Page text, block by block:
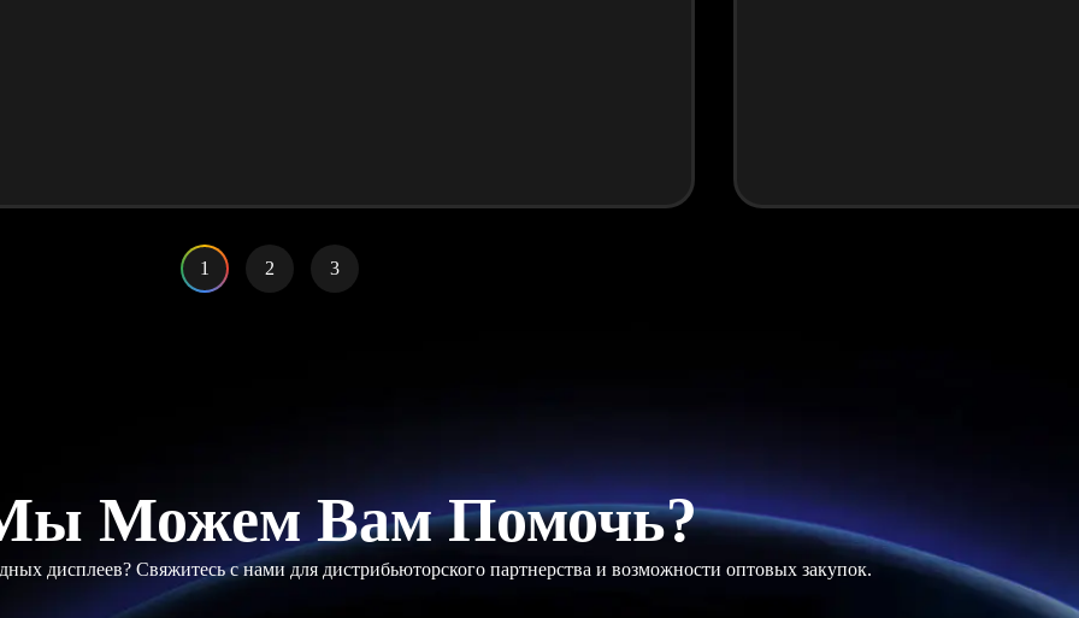
1 2 3
Можем Вам Помочь?
дисплеев? Свяжитесь с нами для дистрибьюторского партнерства и возможности оптовых закупок.